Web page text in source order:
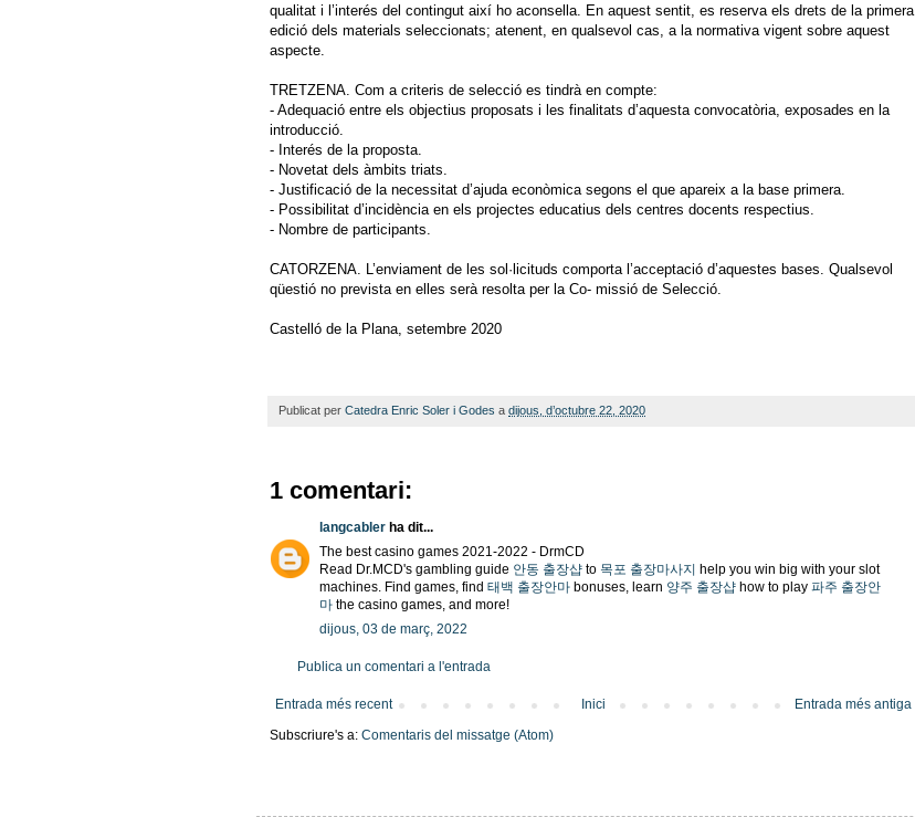
qualitat i l’interés del contingut així ho aconsella. En aquest sentit, es reserva els drets de la primera
edició dels materials seleccionats; atenent, en qualsevol cas, a la normativa vigent sobre aquest
aspecte.
TRETZENA. Com a criteris de selecció es tindrà en compte:
- Adequació entre els objectius proposats i les finalitats d’aquesta convocatòria, exposades en la
introducció.
- Interés de la proposta.
- Novetat dels àmbits triats.
- Justificació de la necessitat d’ajuda econòmica segons el que apareix a la base primera.
- Possibilitat d’incidència en els projectes educatius dels centres docents respectius.
- Nombre de participants.
CATORZENA. L’enviament de les sol·licituds comporta l’acceptació d’aquestes bases. Qualsevol
qüestió no prevista en elles serà resolta per la Co- missió de Selecció.
Castelló de la Plana, setembre 2020
Publicat per Catedra Enric Soler i Godes a dijous, d’octubre 22, 2020
1 comentari:
langcabler ha dit...
The best casino games 2021-2022 - DrmCD
Read Dr.MCD's gambling guide 안동 출장샵 to 목포 출장마사지 help you win big with your slot
machines. Find games, find 태백 출장안마 bonuses, learn 양주 출장샵 how to play 파주 출장안
마 the casino games, and more!
dijous, 03 de març, 2022
Publica un comentari a l'entrada
Entrada més recent Entrada més antiga
Inici
Subscriure's a: Comentaris del missatge (Atom)